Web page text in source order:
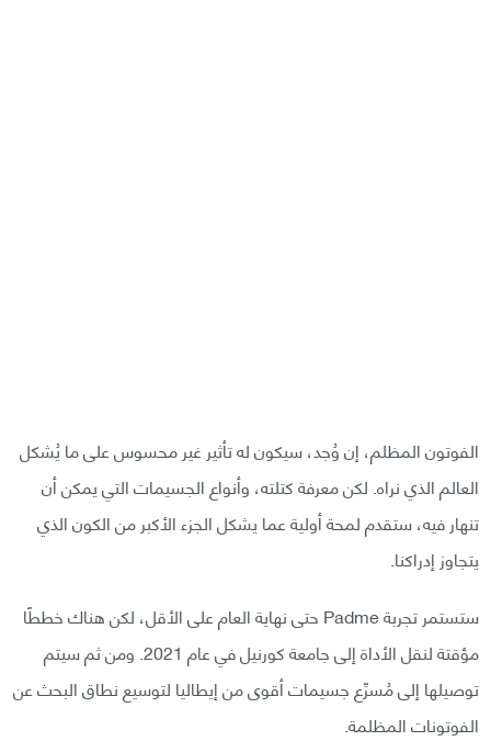
الفوتون المظلم، إن وُجد، سيكون له تأثير غير محسوس على ما يُشكل
العالم الذي نراه. لكن معرفة كتلته، وأنواع الجسيمات التي يمكن أن
تنهار فيه، ستقدم لمحة أولية عما يشكل الجزء الأكبر من الكون الذي
يتجاوز إدراكنا.
ستستمر تجربة Padme حتى نهاية العام على الأقل، لكن هناك خططًا
مؤقتة لنقل الأداة إلى جامعة كورنيل في عام 2021. ومن ثم سيتم
توصيلها إلى مُسرِّع جسيمات أقوى من إيطاليا لتوسيع نطاق البحث عن
الفوتونات المظلمة.